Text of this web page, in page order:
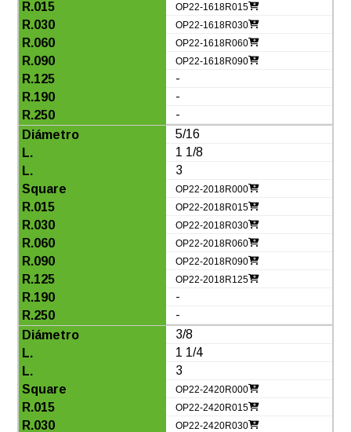
OP22-1618R015
OP22-1618R030
OP22-1618R060
OP22-1618R090
-
-
-
5/16
1 1/8
3
OP22-2018R000
OP22-2018R015
OP22-2018R030
OP22-2018R060
OP22-2018R090
OP22-2018R125
-
-
3/8
1 1/4
3
OP22-2420R000
OP22-2420R015
OP22-2420R030